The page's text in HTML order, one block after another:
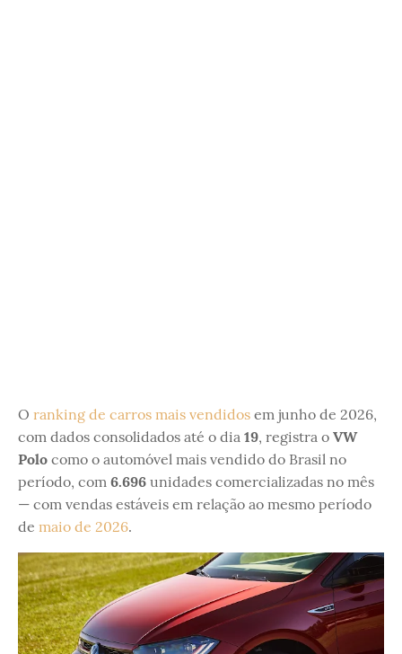
O ranking de carros mais vendidos em junho de 2026,
com dados consolidados até o dia 19, registra o VW
Polo como o automóvel mais vendido do Brasil no
período, com 6.696 unidades comercializadas no mês
— com vendas estáveis em relação ao mesmo período
de maio de 2026.